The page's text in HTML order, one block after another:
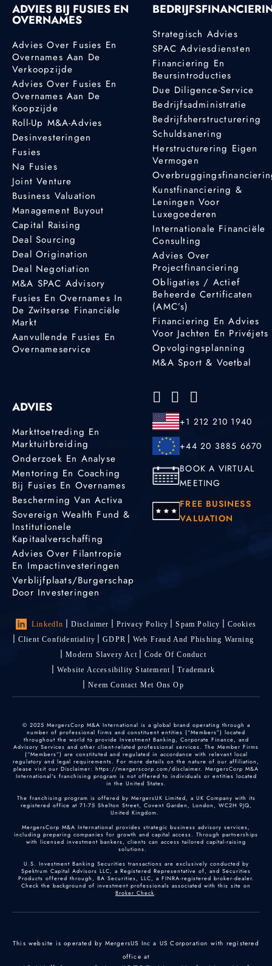
ADVIES BIJ FUSIES EN
OVERNAMES
Advies Over Fusies En
Overnames Aan De
Verkoopzijde
Advies Over Fusies En
Overnames Aan De
Koopzijde
Roll-Up M&A-Advies
Desinvesteringen
Fusies
Na Fusies
Joint Venture
Business Valuation
Management Buyout
Capital Raising
Deal Sourcing
Deal Origination
Deal Negotiation
M&A SPAC Advisory
Fusies En Overnames In
De Zwitserse Financiële
Markt
Aanvullende Fusies En
Overnameservice
Strategisch Advies
SPAC Adviesdiensten
Financiering En
Beursintroducties
Due Diligence-Service
Bedrijfsadministratie
Bedrijfsherstructurering
Schuldsanering
Herstructurering Eigen
Vermogen
Kunstfinanciering &
Leningen Voor
Luxegoederen
Internationale Financiële
Consulting
Advies Over
Projectfinanciering
Obligaties / Actief
Beheerde Certificaten
(AMC’s)
Financiering En Advies
Voor Jachten En Privéjets
Opvolgingsplanning
M&A Sport & Voetbal
ADVIES
Markttoetreding En
Marktuitbreiding
Onderzoek En Analyse
Mentoring En Coaching
Bij Fusies En Overnames
Bescherming Van Activa
Sovereign Wealth Fund &
Institutionele
Kapitaalverschaffing
Advies Over Filantropie
En Impactinvesteringen
Verblijfplaats/burgerschap
Door Investeringen
+1 212 210 1940
+44 20 3885 6670
BOOK A VIRTUAL
MEETING
FREE BUSINESS
VALUATION
LinkedIn Disclaimer Privacy Policy Spam Policy
Cookies
Client Confidentiality
GDPR
Web Fraud And Phishing Warning
Modern Slavery Act
Code Of Conduct
Website Accessibility Statement
Trademark
Neem Contact Met Ons Op
© 2025 MergersCorp M&A International is a global brand operating through a
number of professional firms and constituent entities (“Members”) located
throughout the world to provide Investment Banking, Corporate Finance, and
Advisory Services and other client-related professional services. The Member Firms
(“Members”) are constituted and regulated in accordance with relevant local
regulatory and legal requirements. For more details on the nature of our affiliation,
please visit our Disclaimer: https://mergerscorp.com/disclaimer. MergersCorp M&A
International's franchising program is not offered to individuals or entities located
in the United States.
The franchising program is offered by MergersUK Limited, a UK Company with its
registered office at 71-75 Shelton Street, Covent Garden, London, WC2H 9JQ,
United Kingdom.
MergersCorp M&A International provides strategic business advisory services,
including preparing companies for growth and capital access. Through partnerships
with licensed investment bankers, clients can access tailored capital-raising
solutions.
U.S. Investment Banking Securities transactions are exclusively conducted by
Spektrum Capital Advisors LLC, a Registered Representative of, and Securities
Products offered through, BA Securities, LLC, a FINRA-registered broker-dealer.
Check the background of investment professionals associated with this site on
Broker Check.
This website is operated by MergersUS Inc a US Corporation with registered
office at